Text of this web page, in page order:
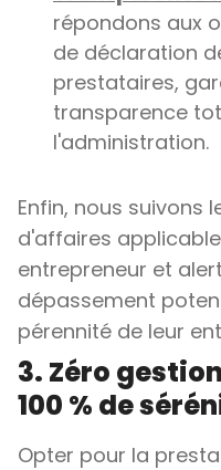
répondons aux
de déclaration
prestataires,
transparence
l'administration.
Enfin, nous suivons
d'affaires
entrepreneur et
dépassement
pérennité de leur
3. Zéro
100 % de
Opter pour la